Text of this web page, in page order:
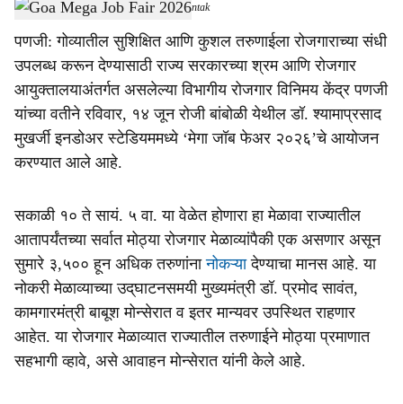
a
r
e
Goa Mega Job Fair 2026-Dainik Gomantak
पणजी: गोव्यातील सुशिक्षित आणि कुशल तरुणाईला रोजगाराच्या संधी
उपलब्ध करून देण्यासाठी राज्य सरकारच्या श्रम आणि रोजगार
आयुक्तालयाअंतर्गत असलेल्या विभागीय रोजगार विनिमय केंद्र पणजी
यांच्या वतीने रविवार, १४ जून रोजी बांबोळी येथील डॉ. श्यामाप्रसाद
मुखर्जी इनडोअर स्टेडियममध्ये ‘मेगा जॉब फेअर २०२६’चे आयोजन
करण्यात आले आहे.
सकाळी १० ते सायं. ५ वा. या वेळेत होणारा हा मेळावा राज्यातील
आतापर्यंतच्या सर्वात मोठ्या रोजगार मेळाव्यांपैकी एक असणार असून
सुमारे ३,५०० हून अधिक तरुणांनानोकऱ्यादेण्याचा मानस आहे. या
नोकरी मेळाव्याच्या उद्‌घाटनसमयी मुख्यमंत्री डॉ. प्रमोद सावंत,
कामगारमंत्री बाबूश मोन्सेरात व इतर मान्यवर उपस्थित राहणार
आहेत. या रोजगार मेळाव्यात राज्यातील तरुणाईने मोठ्या प्रमाणात
सहभागी व्हावे, असे आवाहन मोन्सेरात यांनी केले आहे.